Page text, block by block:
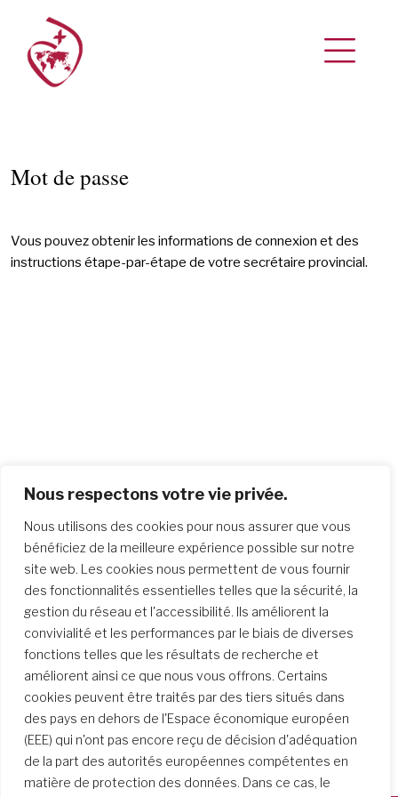
Nous respectons votre vie privée.
Nous utilisons des cookies pour nous assurer que vous
bénéficiez de la meilleure expérience possible sur notre
site web. Les cookies nous permettent de vous fournir
des fonctionnalités essentielles telles que la sécurité, la
gestion du réseau et l'accessibilité. Ils améliorent la
convivialité et les performances par le biais de diverses
fonctions telles que les résultats de recherche et
améliorent ainsi ce que nous vous offrons. Certains
cookies peuvent être traités par des tiers situés dans
des pays en dehors de l'Espace économique européen
(EEE) qui n'ont pas encore reçu de décision d'adéquation
de la part des autorités européennes compétentes en
matière de protection des données. Dans ce cas, le
Mot de passe
Vous pouvez obtenir les informations de connexion et des
instructions étape-par-étape de votre secrétaire provincial.